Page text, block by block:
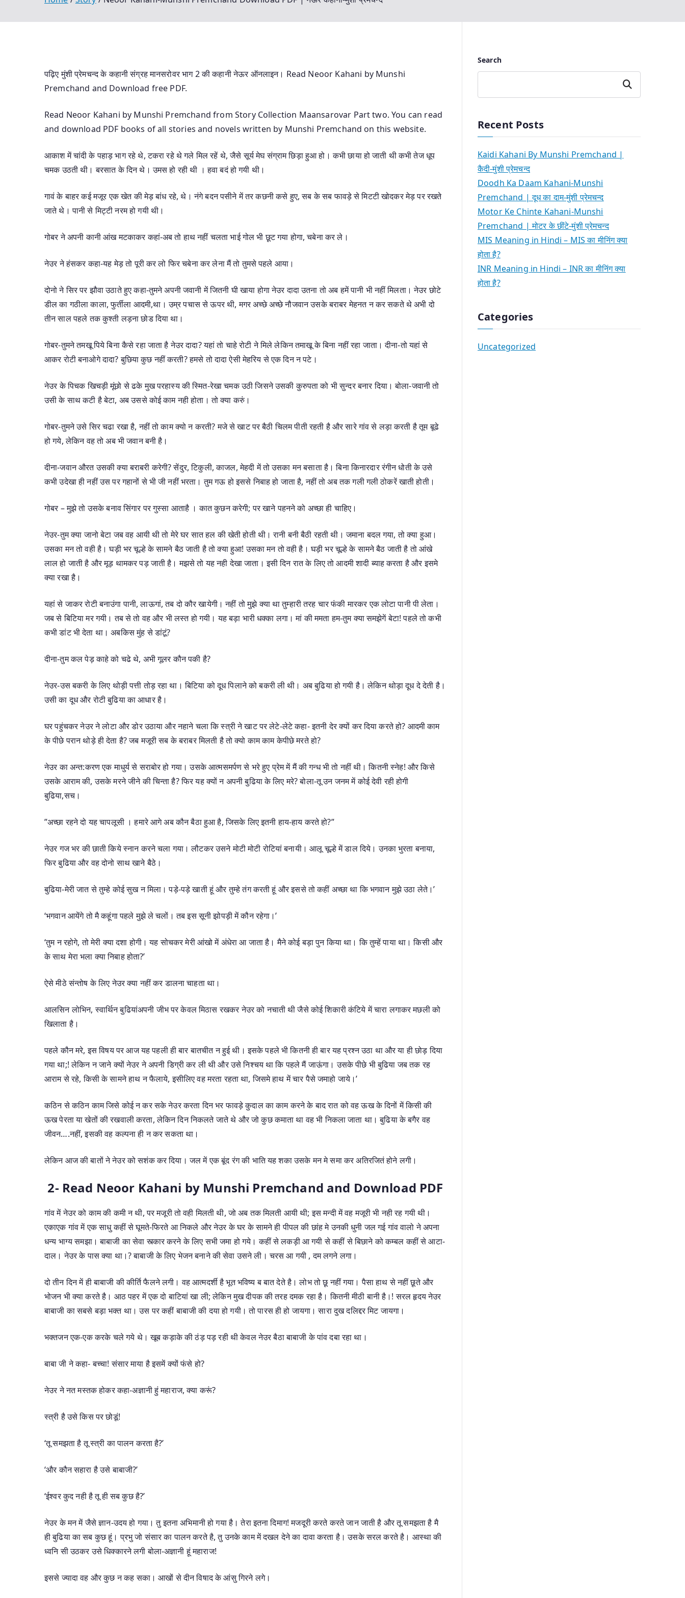
पढ़िए मुंशी प्रेमचन्द के कहानी संग्रह मानसरोवर भाग 2 की कहानी नेऊर ऑनलाइन। Read Neoor Kahani by Munshi
Premchand and Download free PDF.
Read Neoor Kahani by Munshi Premchand from Story Collection Maansarovar Part two. You can read
and download PDF books of all stories and novels written by Munshi Premchand on this website.
आकाश में चांदी के पहाड़ भाग रहे थे, टकरा रहे थे गले मिल रहें थे, जैसे सूर्य मेघ संग्राम छिड़ा हुआ हो। कभी छाया हो जाती थी कभी तेज धूप
चमक उठती थी। बरसात के दिन थे। उमस हो रही थी । हवा बदं हो गयी थी।
गावं के बाहर कई मजूर एक खेत की मेड़ बांध रहे, थे। नंगे बदन पसीने में तर कछनी कसे हुए, सब के सब फावड़े से मिटटी खोदकर मेड़ पर रखते
जाते थे। पानी से मिट्टी नरम हो गयी थी।
गोबर ने अपनी कानी आंख मटकाकर कहां-अब तो हाथ नहीं चलता भाई गोल भी छूट गया होगा, चबेना कर ले।
नेउर ने हंसकर कहा-यह मेड़ तो पूरी कर लो फिर चबेना कर लेना मैं तो तुमसे पहले आया।
दोनो ने सिर पर झौवा उठाते हुए कहा-तुमने अपनी जवानी में जितनी घी खाया होगा नेउर दादा उतना तो अब हमें पानी भी नहीं मिलता। नेउर छोटे
डील का गठीला काला, फुर्तीला आदमी,था। उम्र पचास से ऊपर थी, मगर अच्छे अच्छे नौजवान उसके बराबर मेहनत न कर सकते थे अभी दो
तीन साल पहले तक कुश्ती लड़ना छोड दिया था।
गोबर-तुमने तमखू पिये बिना कैसे रहा जाता है नेउर दादा? यहां तो चाहे रोटी ने मिले लेकिन तमाखू के बिना नहीं रहा जाता। दीना-तो यहां से
आकर रोटी बनाओगे दादा? बुछिया कुछ नहीं करती? हमसे तो दादा ऐसी मेहरिय से एक दिन न पटे।
नेउर के पिचक खिचड़ी मूंछो से ढके मुख परहास्य की स्मित-रेखा चमक उठी जिसने उसकी कुरुपता को भी सुन्दर बनार दिया। बोला-जवानी तो
उसी के साथ कटी है बेटा, अब उससे कोई काम नही होता। तो क्या करुं।
गोबर-तुमने उसे सिर चढा रखा है, नहीं तो काम क्यो न करती? मजे से खाट पर बैठी चिलम पीती रहती है और सारे गांव से लड़ा करती है तूम बूढे
हो गये, लेकिन वह तो अब भी जवान बनी है।
दीना-जवान औरत उसकी क्या बराबरी करेगी? सेंदुर, टिकुली, काजल, मेहदी में तो उसका मन बसाता है। बिना किनारदार रंगीन धोती के उसे
कभी उदेखा ही नहीं उस पर गहानों से भी जी नहीं भरता। तुम गऊ हो इससे निबाह हो जाता है, नहीं तो अब तक गली गली ठोकरें खाती होती।
गोबर – मुझे तो उसके बनाव सिंगार पर गुस्सा आताहै । कात कुछन करेगी; पर खाने पहनने को अच्छा ही चाहिए।
नेउर-तुम क्या जानो बेटा जब वह आयी थी तो मेरे घर सात हल की खेती होती थी। रानी बनी बैठी रहती थी। जमाना बदल गया, तो क्या हुआ।
उसका मन तो वही है। घड़ी भर चूल्हे के सामने बैठ जाती है तो क्या हुआ! उसका मन तो वही है। घड़ी भर चूल्हे के सामने बैठ जाती है तो आंखे
लाल हो जाती है और मूड़ थामकर पड़ जाती है। मझसे तो यह नही देखा जाता। इसी दिन रात के लिए तो आदमी शादी ब्याह करता है और इसमे
क्या रखा है।
यहां से जाकर रोटी बनाउंगा पानी, लाऊगां, तब दो कौर खायेगी। नहीं तो मुझे क्या था तुम्हारी तरह चार फंकी मारकर एक लोटा पानी पी लेता।
जब से बिटिया मर गयी। तब से तो वह और भी लस्त हो गयी। यह बड़ा भारी धक्का लगा। मां की ममता हम-तुम क्या समझेगें बेटा! पहले तो कभी
कभी डांट भी देता था। अबकिस मुंह से डांटूं?
दीना-तुम कल पेड़ काहे को चढे थे, अभी गूलर कौन पकी है?
नेउर-उस बकरी के लिए थोड़ी पत्ती तोड़ रहा था। बिटिया को दूध पिलाने को बकरी ली थी। अब बुढिया हो गयी है। लेकिन थोड़ा दूध दे देती है।
उसी का दूध और रोटी बुढिया का आधार है।
घर पहुंचकर नेउर ने लोटा और डोर उठाया और नहाने चला कि स्त्री ने खाट पर लेटे-लेटे कहा- इतनी देर क्यों कर दिया करते हो? आदमी काम
के पीछे परान थोड़े ही देता है? जब मजूरी सब के बराबर मिलती है तो क्यो काम काम केपीछे मरते हो?
नेउर का अन्त:करण एक माधुर्य से सराबोर हो गया। उसके आत्मसमर्पण से भरे हुए प्रेम में मैं की गन्ध भी तो नहीं थी। कितनी स्नेह! और किसे
उसके आराम की, उसके मरने जीने की चिन्ता है? फिर यह क्यों न अपनी बुढिया के लिए मरे? बोला-तू उन जनम में कोई देवी रही होगी
बुढिया,सच।
”अच्छा रहने दो यह चापलूसी । हमारे आगे अब कौन बैठा हुआ है, जिसके लिए इतनी हाय-हाय करते हो?”
नेउर गज भर की छाती किये स्नान करने चला गया। लौटकर उसने मोटी मोटी रोटियां बनायी। आलू चूल्हे में डाल दिये। उनका भुरता बनाया,
फिर बुढिया और वह दोनो साथ खाने बैठे।
बुढिया-मेरी जात से तुम्हे कोई सुख न मिला। पड़े-पड़े खाती हूं और तुम्हे तंग करती हूं और इससे तो कहीं अच्छा था कि भगवान मुझे उठा लेते।’
‘भगवान आयेंगे तो मै कहूंगा पहले मुझे ले चलों। तब इस सूनी झोपड़ी में कौन रहेगा।’
‘तुम न रहोगे, तो मेरी क्या दशा होगी। यह सोचकर मेरी आंखो में अंधेरा आ जाता है। मैने कोई बड़ा पुन किया था। कि तुम्हें पाया था। किसी और
के साथ मेरा भला क्या निबाह होता?’
ऐसे मीठे संन्तोष के लिए नेउर क्या नहीं कर डालना चाहता था।
आलसिन लोभिन, स्वार्थिन बुढियांअपनी जीभ पर केवल मिठास रखकर नेउर को नचाती थी जैसे कोई शिकारी कंटिये में चारा लगाकर मछली को
खिलाता है।
पहले कौन मरे, इस विषय पर आज यह पहली ही बार बातचीत न हुई थी। इसके पहले भी कितनी ही बार यह प्रश्न उठा था और या ही छोड़ दिया
गया था;! लेकिन न जाने क्यों नेउर ने अपनी डिग्री कर ली थी और उसे निश्चय था कि पहले मैं जाऊंगा। उसके पीछे भी बुढिया जब तक रह
आराम से रहे, किसी के सामने हाथ न फैलाये, इसीलिए वह मरता रहता था, जिसमे हाथ में चार पैसे जमाहो जाये।’
कठिन से कठिन काम जिसे कोई न कर सके नेउर करता दिन भर फावड़े कुदाल का काम करने के बाद रात को वह ऊख के दिनों में किसी की
ऊख पेरता या खेतों की रखवाली करता, लेकिन दिन निकलते जाते थे और जो कुछ कमाता था वह भी निकला जाता था। बुढिया के बगैर वह
जीवन….नहीं, इसकी वह कल्पना ही न कर सकता था।
लेकिन आज की बातों ने नेउर को सशंक कर दिया। जल में एक बूंद रंग की भाति यह शका उसके मन मे समा कर अतिरजितं होने लगी।
2- Read Neoor Kahani by Munshi Premchand and Download PDF
गांव में नेउर को काम की कमी न थी, पर मजूरी तो वही मिलती थी, जो अब तक मिलती आयी थी; इस मन्दी में वह मजूरी भी नही रह गयी थी।
एकाएक गांव में एक साधु कहीं से घूमते-फिरते आ निकले और नेउर के घर के सामने ही पीपल की छांह मे उनकी धुनी जल गई गांव वालो ने अपना
धन्य भाग्य समझा। बाबाजी का सेवा स्त्कार करने के लिए सभी जमा हो गये। कहीं से लकड़ी आ गयी से कहीं से बिछाने को कम्बल कहीं से आटा-
दाल। नेउर के पास क्या था।? बाबाजी के लिए भेजन बनाने की सेवा उसने ली। चरस आ गयी , दम लगने लगा।
दो तीन दिन में ही बाबाजी की कीर्ति फैलने लगी। वह आत्मदर्शी है भूत भविष्य ब बात देते है। लोभ तो छू नहीं गया। पैसा हाथ से नहीं छूते और
भोजन भी क्या करते है। आठ पहर में एक दो बाटियां खा ली; लेकिन मुख दीपक की तरह दमक रहा है। कितनी मीठी बानी है।! सरल हृदय नेउर
बाबाजी का सबसे बड़ा भक्त था। उस पर कहीं बाबाजी की दया हो गयी। तो पारस ही हो जायगा। सारा दुख दलिद्दर मिट जायगा।
भक्तजन एक-एक करके चले गये थे। खूब कड़ाके की ठंड़ पड़ रही थी केवल नेउर बैठा बाबाजी के पांव दबा रहा था।
बाबा जी ने कहा- बच्चा! संसार माया है इसमें क्यों फंसे हो?
नेउर ने नत मस्तक होकर कहा-अज्ञानी हुं महाराज, क्या करूं?
स्त्री है उसे किस पर छोडूं!
‘तू समझता है तू स्त्री का पालन करता है?’
‘और कौन सहारा है उसे बाबाजी?’
‘ईश्वर कुद नही है तू ही सब कुछ है?’
नेउर के मन में जैसे ज्ञान-उदय हो गया। तु इतना अभिमानी हो गया है। तेरा इतना दिमाग! मजदूरी करते करते जान जाती है और तू समझता है मै
ही बुढिया का सब कुछ हूं। प्रभु जो संसार का पालन करते है, तु उनके काम में दखल देने का दावा करता है। उसके सरल करते है। आस्था की
ध्वनि सी उठकर उसे धिक्कारने लगी बोला-अज्ञानी हूं महाराज!
इससे ज्यादा वह और कुछ न कह सका। आखों से दीन विषाद के आंसु गिरने लगे।
Search
Search
Recent Posts
Kaidi Kahani By Munshi Premchand |
कैदी-मुंशी प्रेमचन्द
Doodh Ka Daam Kahani-Munshi
Premchand | दूध का दाम-मुंशी प्रेमचन्द
Motor Ke Chinte Kahani-Munshi
Premchand | मोटर के छींटे-मुंशी प्रेमचन्द
MIS Meaning in Hindi – MIS का मीनिंग क्या
होता है?
INR Meaning in Hindi – INR का मीनिंग क्या
होता है?
Categories
Uncategorized